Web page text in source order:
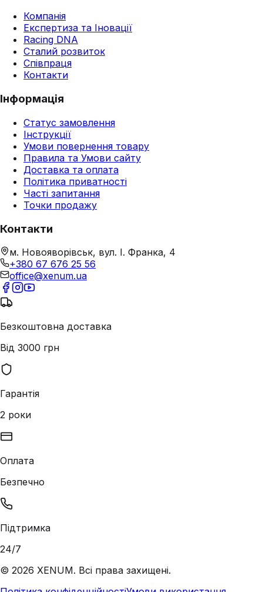
Компанія
Експертиза та Іновації
Racing DNA
Сталий розвиток
Співпраця
Контакти
Інформація
Статус замовлення
Інструкції
Умови повернення товару
Правила та Умови сайту
Доставка та оплата
Політика приватності
Часті запитання
Точки продажу
Контакти
м. Новояворівськ, вул. І. Франка, 4
+380 67 676 25 56
office@xenum.ua
Безкоштовна доставка
Від 3000 грн
Гарантія
2 роки
Оплата
Безпечно
Підтримка
24/7
© 2026 XENUM. Всі права захищені.